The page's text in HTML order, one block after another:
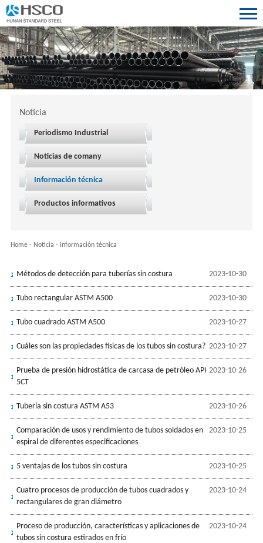
Noticia
Periodismo Industrial
Noticias de comany
Información técnica
Productos informativos
Home- Noticia - Información técnica
2023-10-30
Métodos de detección para tuberías sin costura
2023-10-30
Tubo rectangular ASTM A500
2023-10-27
Tubo cuadrado ASTM A500
2023-10-27
Cuáles son las propiedades físicas de los tubos sin costura?
2023-10-26
Prueba de presión hidrostática de carcasa de petróleo API
5CT
2023-10-26
Tubería sin costura ASTM A53
2023-10-25
Comparación de usos y rendimiento de tubos soldados en
espiral de diferentes especificaciones
2023-10-25
5 ventajas de los tubos sin costura
2023-10-24
Cuatro procesos de producción de tubos cuadrados y
rectangulares de gran diámetro
2023-10-24
Proceso de producción, características y aplicaciones de
tubos sin costura estirados en frío